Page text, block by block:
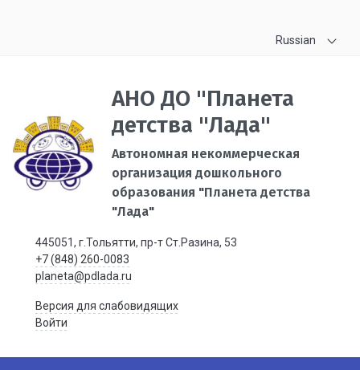
Russian
АНО ДО "Планета
детства "Лада"
Автономная некоммерческая
организация дошкольного
образования "Планета детства
"Лада"
445051, г.Тольятти, пр-т Ст.Разина, 53
+7 (848) 260-0083
planeta@pdlada.ru
Версия для слабовидящих
Войти